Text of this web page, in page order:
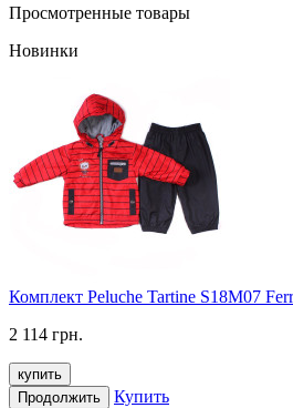
Просмотренные товары
Новинки
Комплект Peluche Tartine S18M07
2 114 грн.
купить
Продолжить
Купить